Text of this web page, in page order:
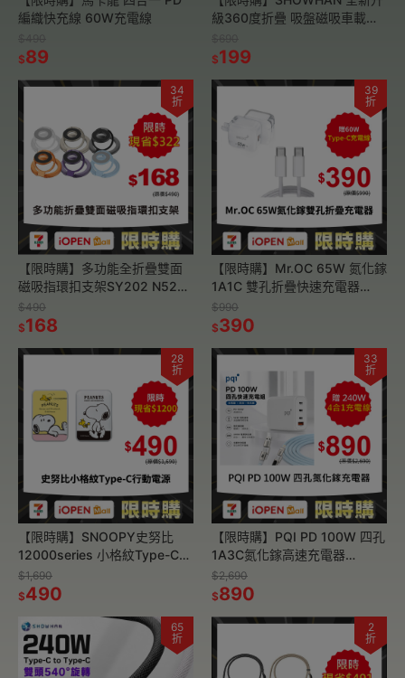
編織快充線 60W充電線
$89
級360度折疊 吸盤磁吸車載支
$199
34
折
【限時購】多功能全折疊雙面
磁吸指環扣支架SY202 N52磁
鐵雙軸三折疊 MagSafe 手機支
架
$490
$168
39
折
【限時購】Mr.OC 65W 氮化鎵
1A1C 雙孔折疊快速充電器
+60W雙Type-C編織線1m
$990
$390
28
折
【限時購】SNOOPY史努比
12000series 小格紋Type-C雙
向快充行動電源
$1,690
$490
33
折
【限時購】PQI PD 100W 四孔
1A3C氮化鎵高速充電器
+240W 數顯超級快充 四合一
液態矽膠充電線 1.8m
$2,690
$890
65
折
2
折